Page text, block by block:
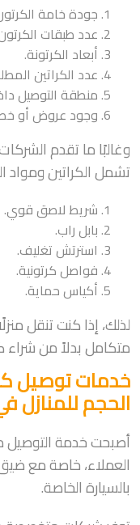
جودة خامة
عدد طبقات
أبعاد الكرتونة.
عدد الكراتين
منطقة التوصيل
وجود عروض أو
وغالبًا ما تقدم
تشمل الكراتين ومواد
شريط لاصق قوي.
بابل راب.
استرتش تغليف.
فواصل كرتونية.
أكياس حماية.
لذلك، إذا كنت تنقل
متكامل بدلاً من
خدمات توصيل
الحجم للمنازل
أصبحت خدمة التوصيل
العملاء، خاصة مع
بالسيارة الخاصة.